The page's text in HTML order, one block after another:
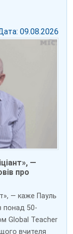
09.08.2026
—
про
— каже Пауль
понад 50-
Global Teacher
вчителя